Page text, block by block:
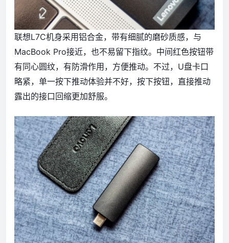
联想L7C机身采用铝合金，带有细腻的磨砂质感，与
MacBook Pro接近，也不易留下指纹。中间红色按钮带
有同心圆纹，有防滑作用，方便推动。不过，U盘卡口
略紧，单一按下推动体验并不好，按下按钮，直接推动
露出的接口回缩更加舒服。